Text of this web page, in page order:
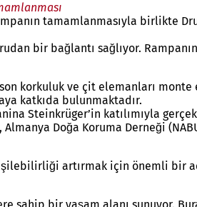
tamamlanmasıyla birlikte
bir bağlantı sağlıyor.
korkuluk ve çit elemanları
katkıda bulunmaktadır.
Steinkrüger’in katılımıyla
Doğa Koruma Derneği
artırmak için önemli bir